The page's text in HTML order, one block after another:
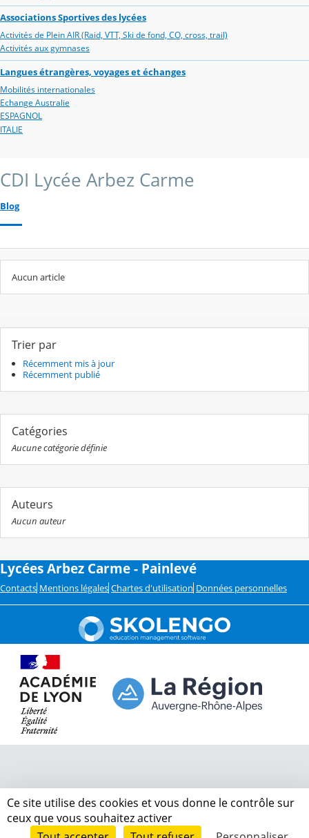
Associations Sportives des lycées
Activités de Plein AIR (Raid, VTT, Ski de fond, CO, cross, trail)
Activités aux gymnases
Langues étrangères, voyages et échanges
Mobilités internationales
Echange Australie
ESPAGNOL
ITALIE
CDI Lycée Arbez Carme
Blog
Aucun article
Trier par
Récemment mis à jour
Récemment publié
Catégories
Aucune catégorie définie
Auteurs
Aucun auteur
Lycées Arbez Carme - Painlevé
Contacts Mentions légales Chartes d'utilisation Données personnelles
Ce site utilise des cookies et vous donne le contrôle sur
ceux que vous souhaitez activer